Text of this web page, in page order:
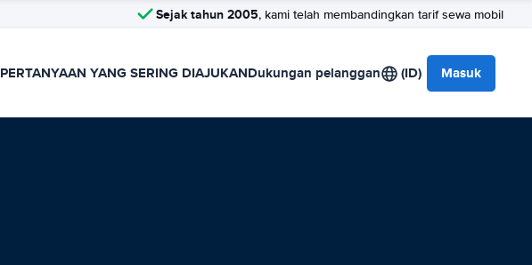
Sejak tahun 2005, kami telah membandingkan tarif sewa mobil
PERTANYAAN YANG SERING DIAJUKANDukungan pelanggan (ID) Masuk